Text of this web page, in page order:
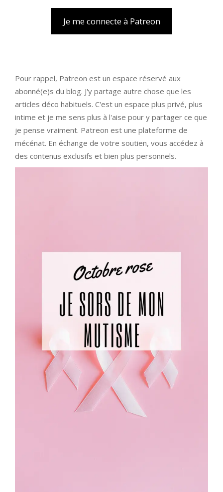
Je me connecte à Patreon
Pour rappel, Patreon est un espace réservé aux
abonné(e)s du blog. J'y partage autre chose que les
articles déco habituels. C'est un espace plus privé, plus
intime et je me sens plus à l'aise pour y partager ce que
je pense vraiment. Patreon est une plateforme de
mécénat. En échange de votre soutien, vous accédez à
des contenus exclusifs et bien plus personnels.